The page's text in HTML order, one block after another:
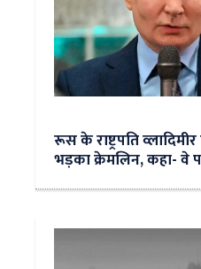
रूस के राष्ट्रपति
भड़का क्रेमलिन, कहा- वे